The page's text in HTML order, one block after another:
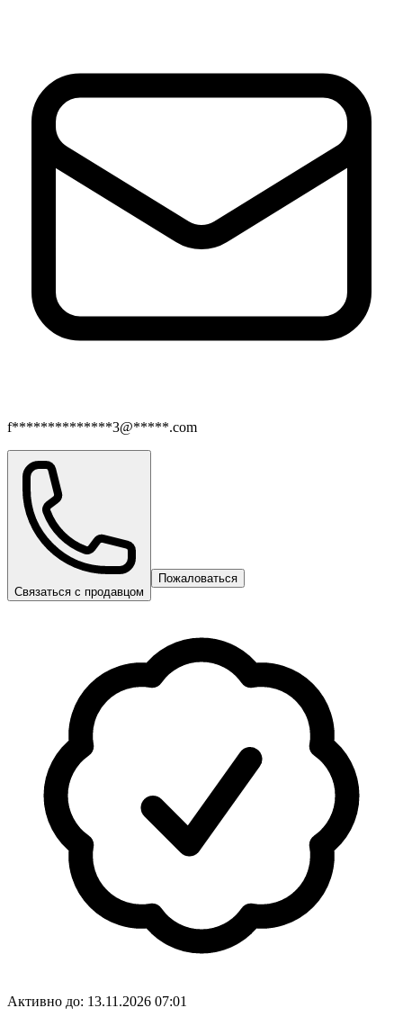
f**************3@*****.com
Связаться с продавцом
Пожаловаться
Активно до: 13.11.2026 07:01